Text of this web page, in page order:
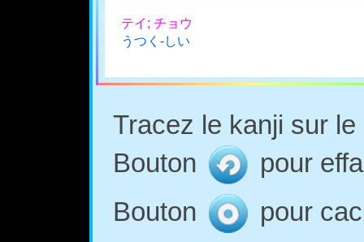
テイ; チョウ
うつく-しい
Tracez le kanji sur
Bouton
pour
Bouton
pour